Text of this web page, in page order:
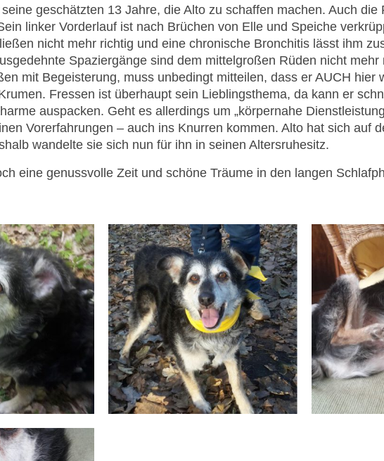
geschätzten 13 Jahre, die Alto zu schaffen machen. Auch die
linker Vorderlauf ist nach Brüchen von Elle und Speiche
nicht mehr richtig und eine chronische Bronchitis lässt ihm
Spaziergänge sind dem mittelgroßen Rüden nicht mehr
mit Begeisterung, muss unbedingt mitteilen, dass er AUCH hier
Fressen ist überhaupt sein Lieblingsthema, da kann er
auspacken. Geht es allerdings um „körpernahe
Vorerfahrungen – auch ins Knurren kommen. Alto hat sich auf
wandelte sie sich nun für ihn in seinen Altersruhesitz.
eine genussvolle Zeit und schöne Träume in den langen